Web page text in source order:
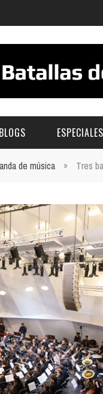
BLOGS ESPECIALES
FESTIVAL
TENERIFE
XXVII VERANO
de música » Tres